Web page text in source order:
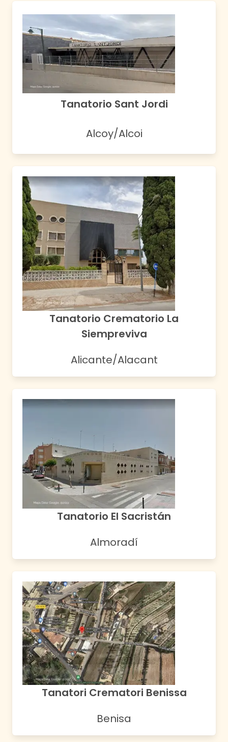
Tanatorio Sant Jordi
Alcoy/Alcoi
Tanatorio Crematorio La
Siempreviva
Alicante/Alacant
Tanatorio El Sacristán
Almoradí
Tanatori Crematori Benissa
Benisa